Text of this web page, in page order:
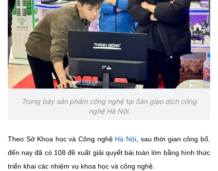
Trưng bày sản phẩm công nghệ tại Sàn giao dịch công
nghệ Hà Nội.
Theo Sở Khoa học và Công nghệ Hà Nội, sau thời gian công bố,
đến nay đã có 108 đề xuất giải quyết bài toán lớn bằng hình thức
triển khai các nhiệm vụ khoa học và công nghệ.